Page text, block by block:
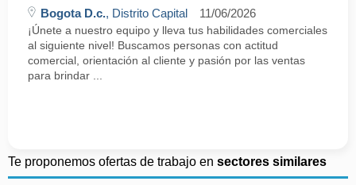
Bogota D.c., Distrito Capital 11/06/2026
¡Únete a nuestro equipo y lleva tus habilidades comerciales
al siguiente nivel! Buscamos personas con actitud
comercial, orientación al cliente y pasión por las ventas
para brindar ...
Te proponemos ofertas de trabajo en sectores similares